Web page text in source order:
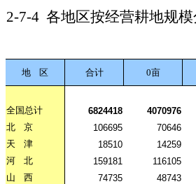
2-7-4 各地区按经营耕地规
地 区 合计 0亩
全国总计 6824418 4070976
北
京 106695 70646
天
津 18510 14259
河
北 159181 116105
山
西 74735 48743